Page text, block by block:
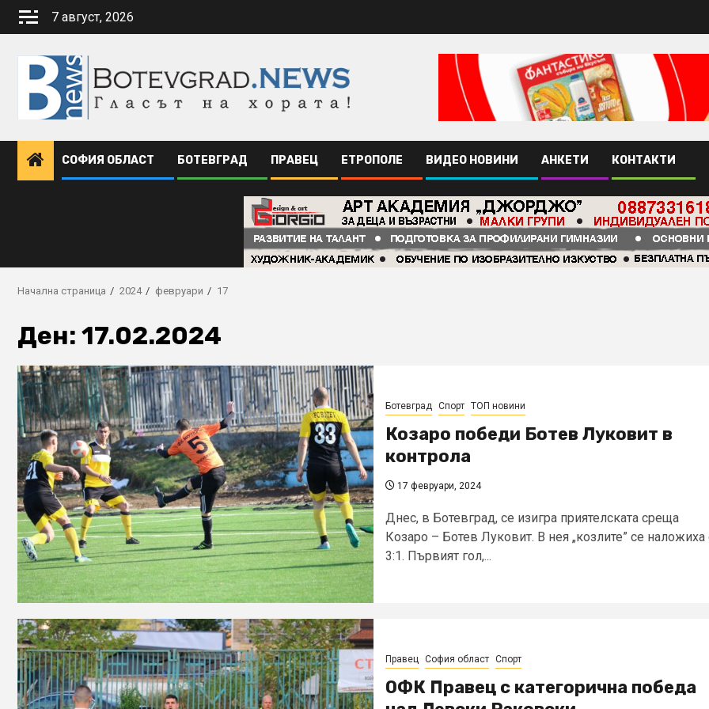
Skip
7 август, 2026
СОФИЯ ОБЛАСТ БОТЕВГРАД ПРАВЕЦ ЕТРОПОЛЕ ВИДЕО НОВИНИ АНКЕТИ КОНТАКТИ
Начална страница 2024 февруари 17
Ден: 17.02.2024
Ботевград Спорт ТОП новини
Козаро победи Ботев Луковит в
контрола
17 февруари, 2024
Днес, в Ботевград, се изигра приятелската среща
Козаро – Ботев Луковит. В нея „козлите” се наложиха
3:1. Първият гол,...
Правец София област Спорт
ОФК Правец с категорична победа